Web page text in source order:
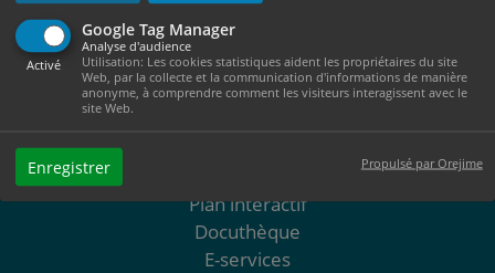
Google Tag Manager
Activé
Analyse d'audience
Utilisation: Les cookies statistiques aident les propriétaires du site
Web, par la collecte et la communication d'informations de manière
anonyme, à comprendre comment les visiteurs interagissent avec le
site Web.
Enregistrer Propulsé par Orejime
Du lundi au jeudi de 08h30 à 12h et de 13h30 à 17h30
Le vendredi de 8h30 à 12h et de 13h30 à 17h
05 63 61 02 55
Plan interactif
Docuthèque
E-services